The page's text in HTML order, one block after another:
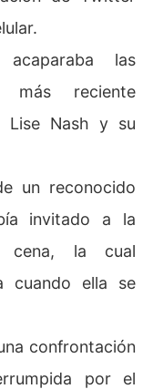
las
más reciente
Lise Nash y su
un reconocido
invitado a la
cena, la cual
cuando ella se
confrontación
por el